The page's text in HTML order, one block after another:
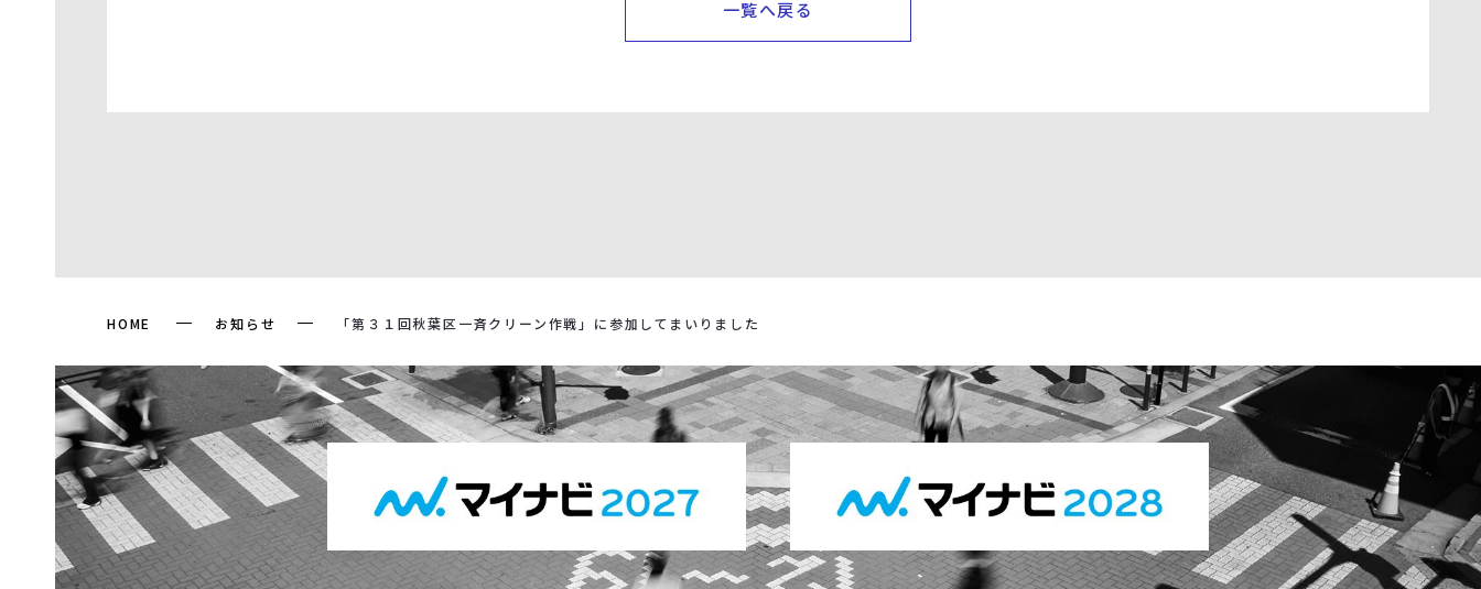
一覧へ戻る
HOME お知らせ 「第３１回秋葉区一斉クリーン作戦」に参加してまいりました